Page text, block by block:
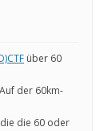
über 60
der 60km-
die die 60 oder